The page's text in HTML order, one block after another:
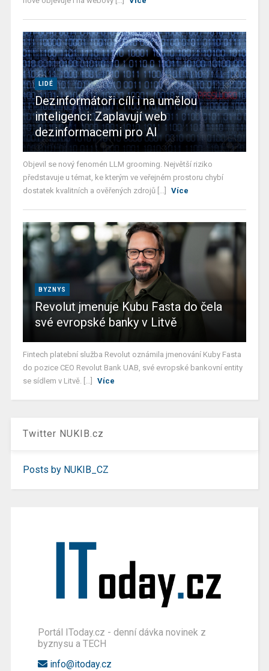
LIDÉ
Dezinformátoři cílí i na umělou
inteligenci: Zaplavují web
dezinformacemi pro AI
Objevil se nový fenomén LLM grooming. Největší riziko
představuje u témat, ke kterým ve veřejném prostoru chybí
dostatek kvalitních a ověřených zdrojů [...]
Více
BYZNYS
Revolut jmenuje Kubu Fasta do čela
své evropské banky v Litvě
Fintech platební služba Revolut oznámila jmenování Kuby Fasta
do pozice CEO Revolut Bank UAB, své evropské bankovní entity
se sídlem v Litvě. [...]
Více
Twitter NUKIB.cz
Posts by NUKIB_CZ
Portál IToday.cz - denní dávka novinek z
byznysu a TECH
info@itoday.cz